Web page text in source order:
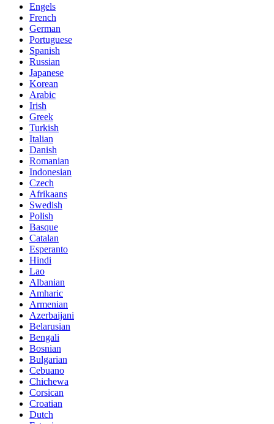
Engels
French
German
Portuguese
Spanish
Russian
Japanese
Korean
Arabic
Irish
Greek
Turkish
Italian
Danish
Romanian
Indonesian
Czech
Afrikaans
Swedish
Polish
Basque
Catalan
Esperanto
Hindi
Lao
Albanian
Amharic
Armenian
Azerbaijani
Belarusian
Bengali
Bosnian
Bulgarian
Cebuano
Chichewa
Corsican
Croatian
Dutch